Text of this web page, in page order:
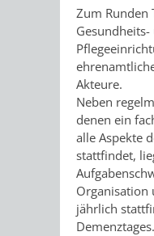
MENSCHEN
MIT
MIGRANTEN
/
FLÜCHTLINGE
Zum Runden
Gesundheits-
Akteure.
Neben
denen ein
alle Aspekte
stattfindet,
Organisation
jährlich
Demenztages.